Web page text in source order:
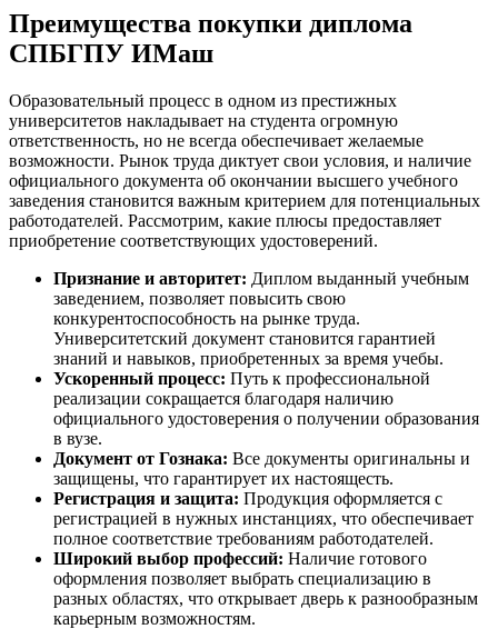
Преимущества покупки диплома
СПБГПУ ИМаш
Образовательный процесс в одном из престижных
университетов накладывает на студента огромную
ответственность, но не всегда обеспечивает желаемые
возможности. Рынок труда диктует свои условия, и наличие
официального документа об окончании высшего учебного
заведения становится важным критерием для потенциальных
работодателей. Рассмотрим, какие плюсы предоставляет
приобретение соответствующих удостоверений.
Признание и авторитет: Диплом выданный учебным
заведением, позволяет повысить свою
конкурентоспособность на рынке труда.
Университетский документ становится гарантией
знаний и навыков, приобретенных за время учебы.
Ускоренный процесс: Путь к профессиональной
реализации сокращается благодаря наличию
официального удостоверения о получении образования
в вузе.
Документ от Гознака: Все документы оригинальны и
защищены, что гарантирует их настоящесть.
Регистрация и защита: Продукция оформляется с
регистрацией в нужных инстанциях, что обеспечивает
полное соответствие требованиям работодателей.
Широкий выбор профессий: Наличие готового
оформления позволяет выбрать специализацию в
разных областях, что открывает дверь к разнообразным
карьерным возможностям.